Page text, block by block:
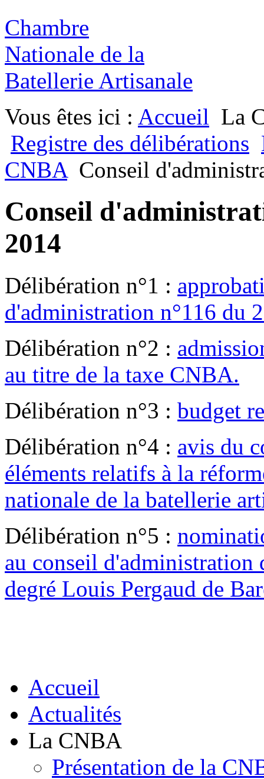
Chambre
Nationale de la
Batellerie Artisanale
Vous êtes ici : Accueil La
Registre des délibérations
CNBA Conseil
Conseil
2014
Délibération n°1 :
d'administration n°116 du
Délibération n°2 :
au titre de la taxe CNBA.
Délibération n°3 : budget
Délibération n°4 : avis du
éléments relatifs à la
nationale de la batellerie
Délibération n°5 :
au conseil d'administration
degré Louis Pergaud de
Accueil
Actualités
La CNBA
Présentation de la